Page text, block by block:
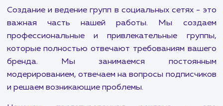
интересных и полезных
взаимодействие с подписчиками и многое
Продвижение Вконтакте и продвижение
канала - это две ключевые услуги в
портфолио. Мы учитываем особенности